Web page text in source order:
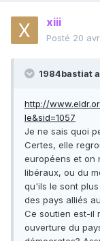
xiii
Posté 20
1984bastiat
http://
le&sid=1057
Je ne sais quoi
Certes, elle
européens et on
libéraux, ou du
qu'ils le sont
des pays alliés
Ce soutien est-il
ouverture du